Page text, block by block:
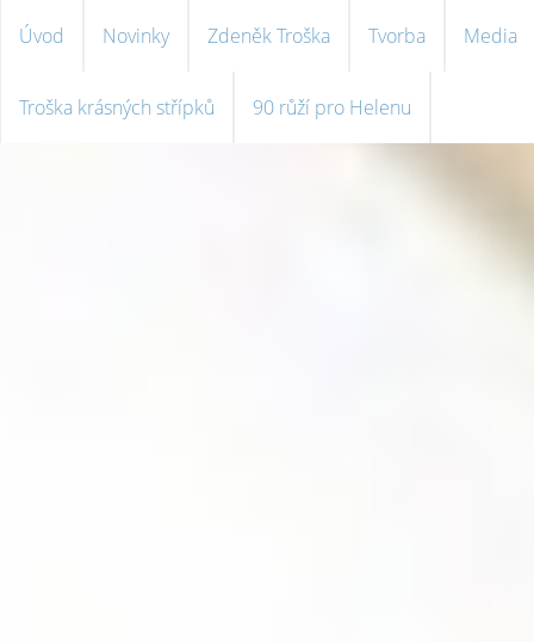
Úvod Novinky Zdeněk Troška Tvorba Media
Troška krásných střípků 90 růží pro Helenu